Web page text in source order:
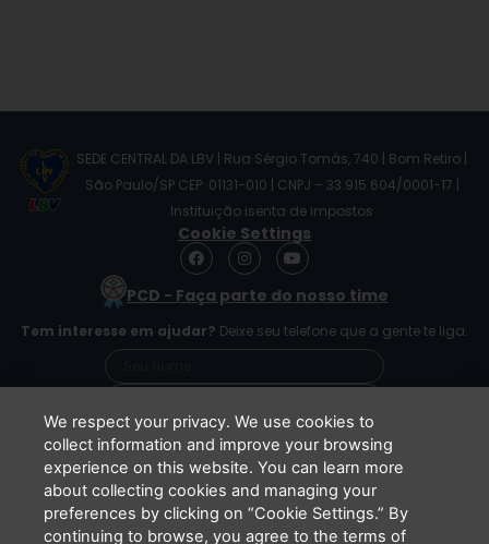
SEDE CENTRAL DA LBV | Rua Sérgio Tomás, 740 | Bom Retiro |
São Paulo/SP CEP: 01131-010 | CNPJ – 33.915.604/0001-17 |
Instituição isenta de impostos
Cookie Settings
F
a
e
o
o
I
n
s
t
g
r
m
Y
o
t
b
e
PCD - Faça parte do nosso time
Tem interesse em ajudar? Deixe seu telefone que a gente te liga.
Li e concordo que minhas informações serão
tratadas de acordo com oAviso de Privacidade
da LBV
We respect your privacy. We use cookies to
collect information and improve your browsing
experience on this website. You can learn more
about collecting cookies and managing your
preferences by clicking on “Cookie Settings.” By
continuing to browse, you agree to the terms of